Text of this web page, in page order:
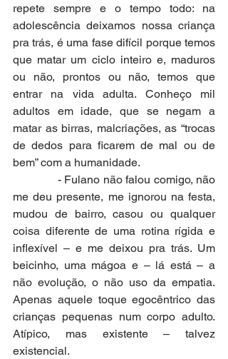
repete sempre e o tempo todo: na
adolescência deixamos nossa criança
pra trás, é uma fase difícil porque temos
que matar um ciclo inteiro e, maduros
ou não, prontos ou não, temos que
entrar na vida adulta. Conheço mil
adultos em idade, que se negam a
matar as birras, malcriações, as “trocas
de dedos para ficarem de mal ou de
bem” com a humanidade.
- Fulano não falou comigo, não
me deu presente, me ignorou na festa,
mudou de bairro, casou ou qualquer
coisa diferente de uma rotina rígida e
inflexível – e me deixou pra trás. Um
beicinho, uma mágoa e – lá está – a
não evolução, o não uso da empatia.
Apenas aquele toque egocêntrico das
crianças pequenas num corpo adulto.
Atípico, mas existente – talvez
existencial.